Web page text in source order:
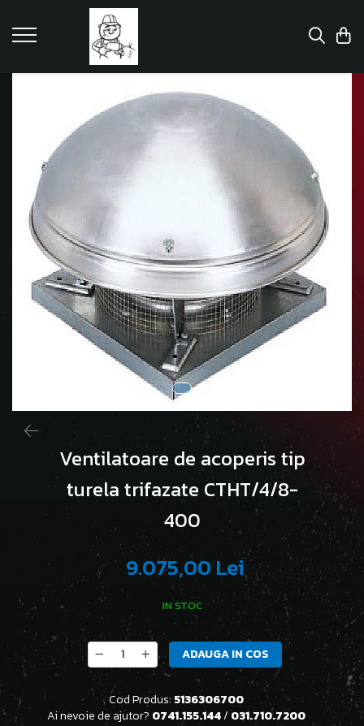
Ventilatoare de acoperis tip
turela trifazate CTHT/4/8-
400
9.075,00 Lei
IN STOC
ADAUGA IN COS
Cod Produs: 5136306700
Ai nevoie de ajutor? 0741.155.144/ 031.710.7200